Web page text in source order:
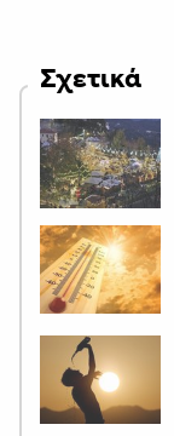
Σχετικά